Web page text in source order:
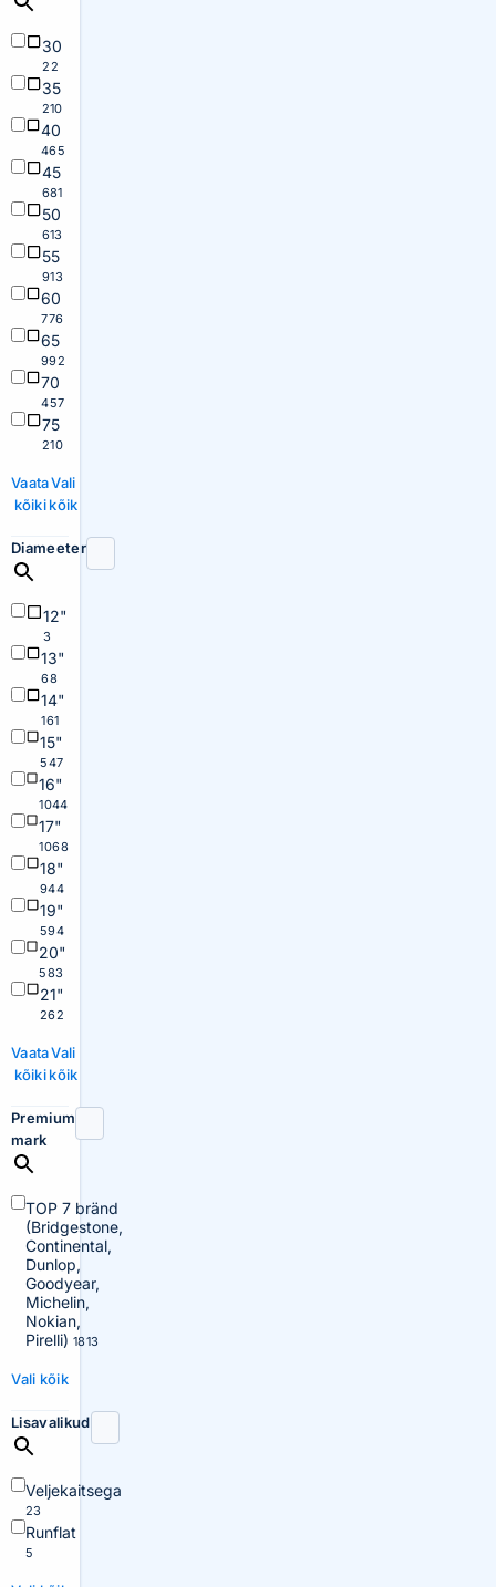
30
22
35
210
40
465
45
681
50
613
55
913
60
776
65
992
70
457
75
210
Vaata
kõiki
Vali
kõik
Diameeter
12"
3
13"
68
14"
161
15"
547
16"
1044
17"
1068
18"
944
19"
594
20"
583
21"
262
Vaata
kõiki
Vali
kõik
Premium
mark
TOP 7 bränd
(Bridgestone,
Continental,
Dunlop,
Goodyear,
Michelin,
Nokian,
Pirelli) 1813
Vali kõik
Lisavalikud
Veljekaitsega
23
Runflat
5